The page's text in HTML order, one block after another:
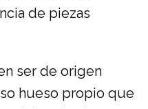
de piezas
ser de origen
hueso propio que